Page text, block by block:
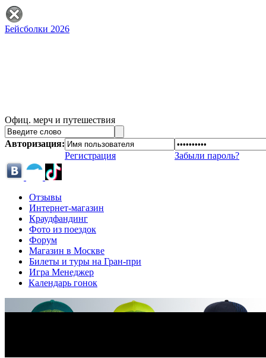
Бейсболки 2026
Офиц. мерч и путешествия
Авторизация:
Регистрация
Забыли пароль?
Отзывы
Интернет-магазин
Краудфандинг
Фото из поездок
Форум
Магазин в Москве
Билеты и туры на Гран-при
Игра Менеджер
Календарь гонок